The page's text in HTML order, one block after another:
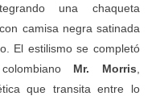
una chaqueta
camisa negra satinada
El estilismo se completó
Mr. Morris
que transita entre lo